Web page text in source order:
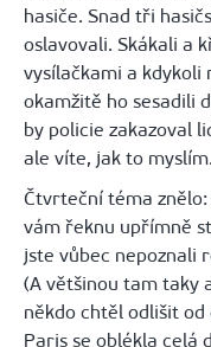
hasiče. Snad tři
oslavovali. Skákali a
vysílačkami a kdykoli
okamžitě ho sesadili
by policie zakazoval
ale víte, jak to
Čtvrteční téma
vám řeknu upřímně
jste vůbec nepoznali
(A většinou tam taky
někdo chtěl odlišit
Paris se oblékla celá